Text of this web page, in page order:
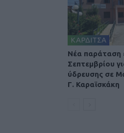
ΚΑΡΔΙΤΣΑ
Νέα παράταση
Σεπτεμβρίου
ύδρευσης σε
Γ. Καραϊσκάκη